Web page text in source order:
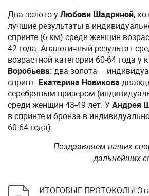
Два золото уЛюбови Шадриной,
лучшие результаты в
спринте (6 км) среди женщин
42 года. Аналогичный результат
возрастной категории 60-64 года у
Воробьева: два золота –
спринт. Екатерина Новикова
серебряным призером
среди женщин 43-49 лет. УАндрея
в спринте и бронза в
60-64 года).
Поздравляем наших
дальнейших
ИТОГОВЫЕ ПРОТОКОЛЫ